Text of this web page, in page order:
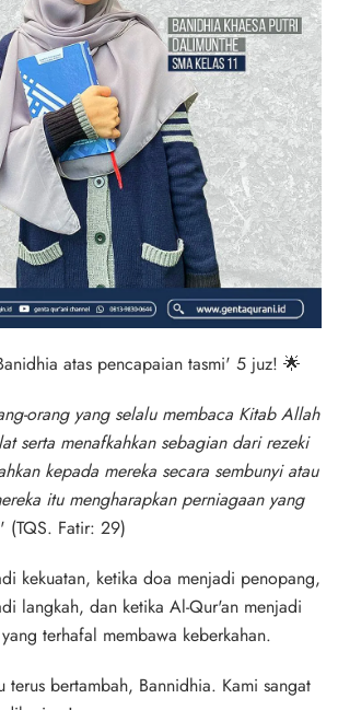
atas pencapaian tasmi' 5 juz! 🌟
orang yang selalu membaca Kitab Allah
serta menafkahkan sebagian dari rezeki
kepada mereka secara sembunyi atau
itu mengharapkan perniagaan yang
(TQS. Fatir: 29)
kekuatan, ketika doa menjadi penopang,
langkah, dan ketika Al-Qur'an menjadi
terhafal membawa keberkahan.
terus bertambah, Bannidhia. Kami sangat